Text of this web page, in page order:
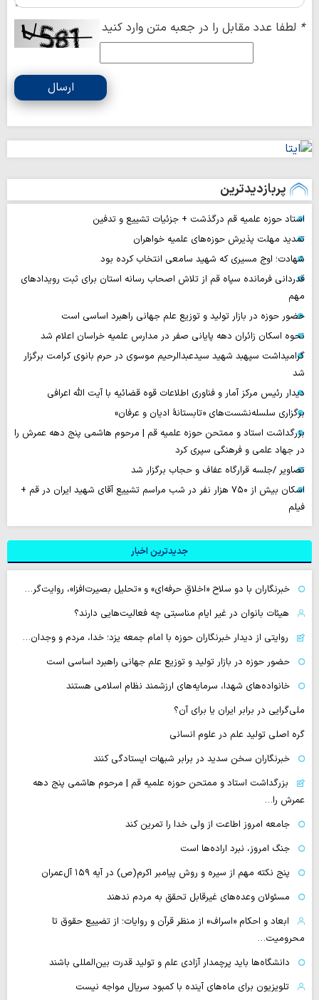
* لطفا عدد مقابل را در جعبه متن وارد کنید
ارسال
پربازدیدترین
استاد حوزه علمیه قم درگذشت + جزئیات تشییع و تدفین
تمدید مهلت پذیرش حوزه‌های علمیه خواهران
شهادت؛ اوج مسیری که شهید سامعی انتخاب کرده بود
قدردانی فرمانده سپاه قم از تلاش اصحاب رسانه استان برای ثبت رویدادهای
مهم
حضور حوزه در بازار تولید و توزیع علم جهانی راهبرد اساسی است
نحوه اسکان زائران دهه پایانی صفر در مدارس علمیه خراسان اعلام شد
گرامیداشت سپهبد شهید سیدعبدالرحیم موسوی در حرم بانوی کرامت برگزار
شد
دیدار رئیس مرکز آمار و فناوری اطلاعات قوه قضائیه با آیت الله اعرافی
برگزاری سلسله‌نشست‌های «تابستانهٔ ادیان و عرفان»
بزرگداشت استاد و ممتحن حوزه علمیه قم | مرحوم هاشمی پنج دهه عمرش را
در جهاد علمی و فرهنگی سپری کرد
تصاویر /جلسه قرارگاه عفاف و حجاب برگزار شد
اسکان بیش از ۷۵۰ هزار نفر در شب مراسم تشییع آقای شهید ایران در قم +
فیلم
جدیدترین اخبار
خبرنگاران با دو سلاح «اخلاقِ حرفه‌ای» و «تحلیل بصیرت‌افزا»، روایت‌گر…
هیئات بانوان در غیر ایام مناسبتی چه فعالیت‌هایی دارند؟
روایتی از دیدار خبرنگاران حوزه با امام جمعه یزد؛ خدا، مردم و وجدان…
حضور حوزه در بازار تولید و توزیع علم جهانی راهبرد اساسی است
خانواده‌های شهدا، سرمایه‌های ارزشمند نظام اسلامی هستند
ملی‌گرایی در برابر ایران یا برای آن؟
گره اصلی تولید علم در علوم انسانی
خبرنگاران سخن سدید در برابر شبهات ایستادگی کنند
بزرگداشت استاد و ممتحن حوزه علمیه قم | مرحوم هاشمی پنج دهه
عمرش را…
جامعه امروز اطاعت از ولی خدا را تمرین کند
جنگ امروز، نبرد اراده‌ها است
پنج نکته مهم از سیره و روش پیامبر اکرم(ص) در آیه ۱۵۹ آل‌عمران
مسئولان وعده‌های غیرقابل تحقق به مردم ندهند
ابعاد و احکام «اسراف» از منظر قرآن و روایات؛ از تضییع حقوق تا
محرومیت…
دانشگاه‌ها باید پرچمدار آزادی علم و تولید قدرت بین‌المللی باشند
تلویزیون برای ماه‌های آینده با کمبود سریال مواجه نیست